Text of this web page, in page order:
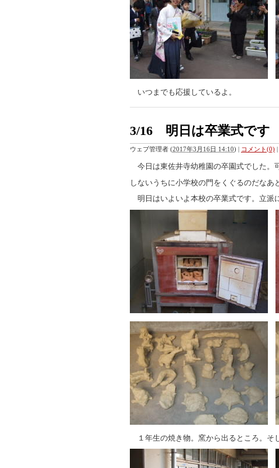
いつまでも応援しているよ。
3/16 明日は卒業式です
ウェブ管理者 (2017年3月16日 14:10) | コメント(0) |
今日は東佐井寺幼稚園の卒園式でした。
しないうちに小学校の門をくぐるのだなあ
明日はいよいよ本校の卒業式です。立派
１年生の焼き物。窯から出るところ。そ